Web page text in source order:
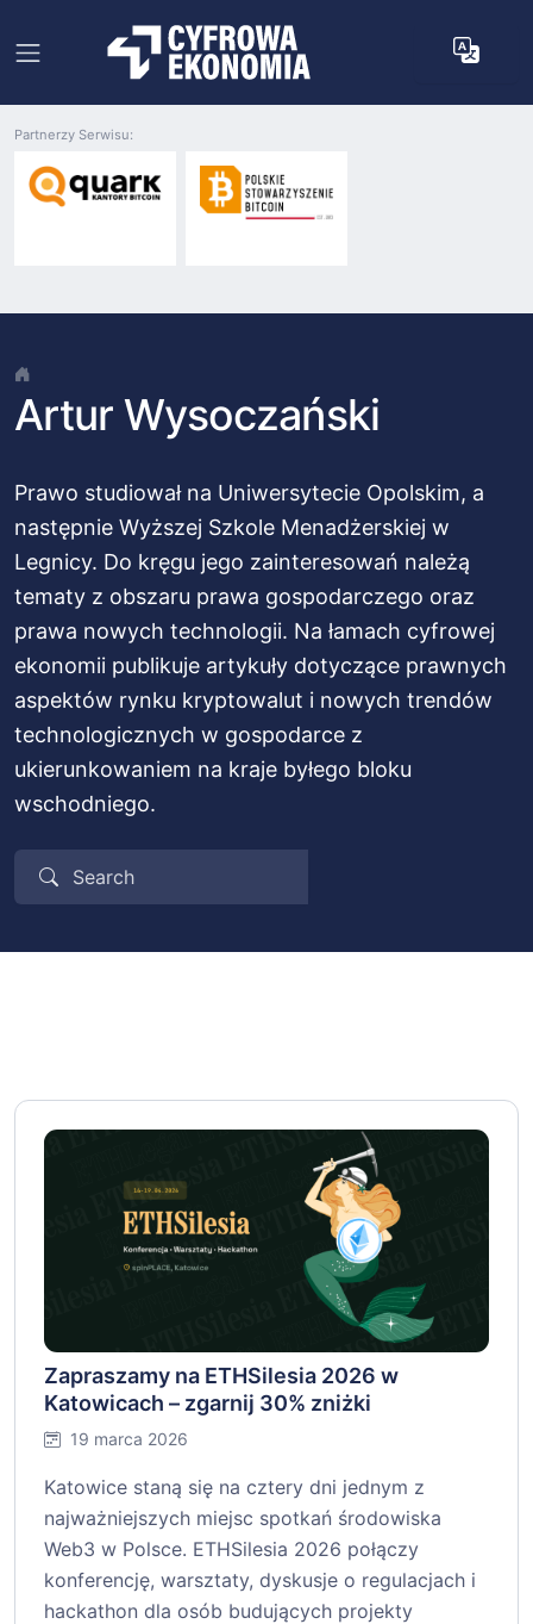
Partnerzy Serwisu:
Artur Wysoczański
Prawo studiował na Uniwersytecie Opolskim, a
następnie Wyższej Szkole Menadżerskiej w
Legnicy. Do kręgu jego zainteresowań należą
tematy z obszaru prawa gospodarczego oraz
prawa nowych technologii. Na łamach cyfrowej
ekonomii publikuje artykuły dotyczące prawnych
aspektów rynku kryptowalut i nowych trendów
technologicznych w gospodarce z
ukierunkowaniem na kraje byłego bloku
wschodniego.
Zapraszamy na ETHSilesia 2026 w
Katowicach – zgarnij 30% zniżki
19 marca 2026
Katowice staną się na cztery dni jednym z
najważniejszych miejsc spotkań środowiska
Web3 w Polsce. ETHSilesia 2026 połączy
konferencję, warsztaty, dyskusje o regulacjach i
hackathon dla osób budujących projekty